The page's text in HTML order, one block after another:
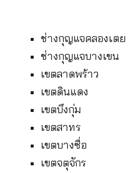
ช่างกุญแจคลองเตย
ช่างกุญแจบางเขน
เขตลาดพร้าว
เขตดินแดง
เขตบึงกุ่ม
เขตสาทร
เขตบางซื่อ
เขตจตุจักร